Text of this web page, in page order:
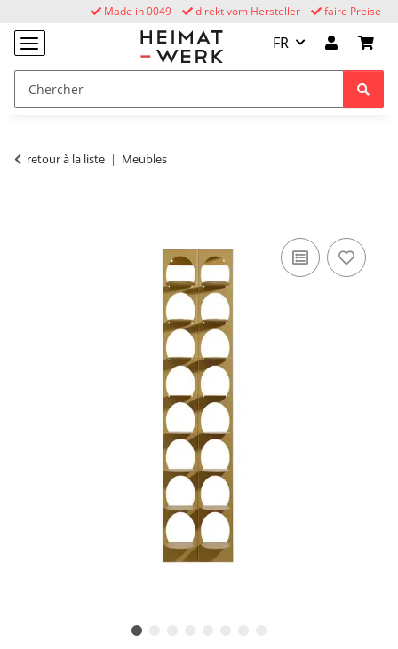
faire Preise
direkt vom Hersteller
Made in 0049
FR
retour à la liste Meubles